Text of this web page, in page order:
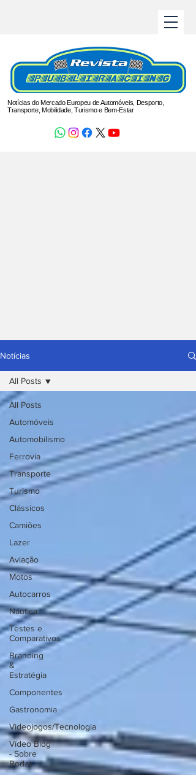
Notícias do Mercado Europeu de Automóveis, Desporto,
Transporte, Mobilidade, Turismo e Bem-Estar
Notícias
All Posts
Automóveis
Automobilismo
Ferrovia
Transporte
Turismo
Clássicos
Camiões
Lazer
Aviação
Motos
Autocarros
Náutica
Testes e
Comparativos
Branding
&
Estratégia
Componentes
Gastronomia
Videojogos/Tecnologia
Vídeo Blog
- Sobre
Rodas
All Posts